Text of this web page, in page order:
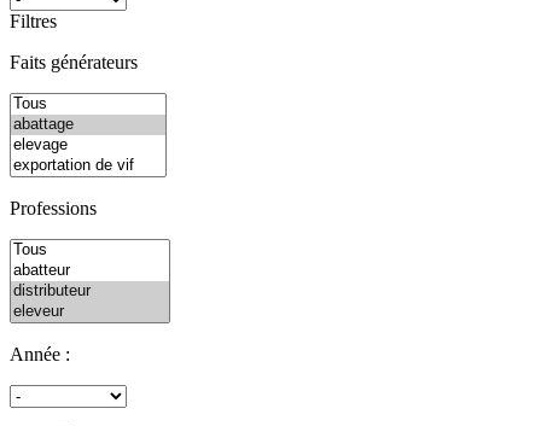
Filtres
Faits générateurs
Professions
Année :